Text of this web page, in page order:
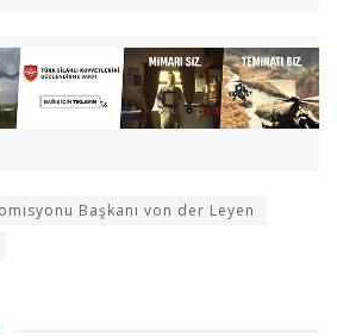
Başkanı von der Leyen